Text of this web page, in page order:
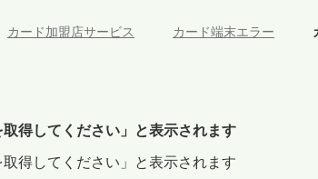
カード加盟店サービス カード端末エラー
得してください」と表示されます
得してください」と表示されます